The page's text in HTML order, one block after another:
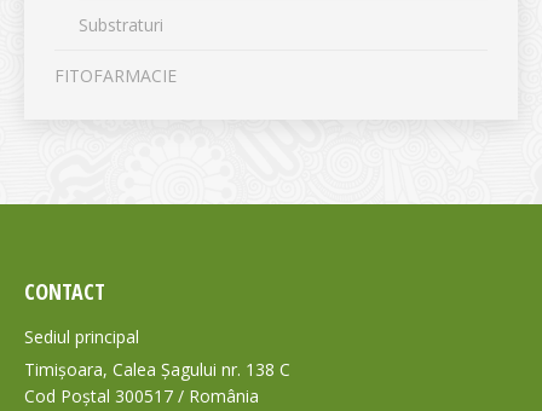
Substraturi
FITOFARMACIE
CONTACT
Sediul principal
Timișoara, Calea Șagului nr. 138 C
Cod Poștal 300517 / România